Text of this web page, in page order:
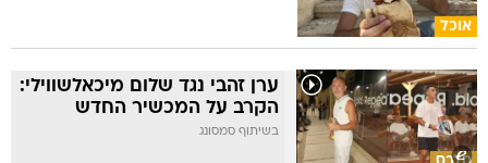
אוכל
ערן זהבי נגד שלום מיכאלשווילי:
הקרב על המכשיר החדש
בשיתוף סמסונג